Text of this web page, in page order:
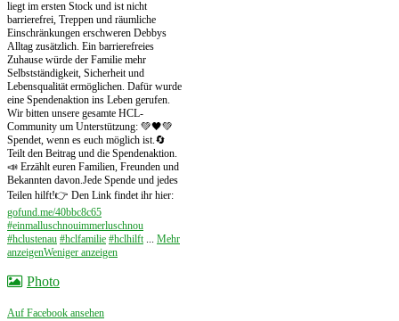
liegt im ersten Stock und ist nicht
barrierefrei, Treppen und räumliche
Einschränkungen erschweren Debbys
Alltag zusätzlich. Ein barrierefreies
Zuhause würde der Familie mehr
Selbstständigkeit, Sicherheit und
Lebensqualität ermöglichen. Dafür wurde
eine Spendenaktion ins Leben gerufen.
Wir bitten unsere gesamte HCL-
Community um Unterstützung: 💚🖤💚
Spendet, wenn es euch möglich ist.🔄
Teilt den Beitrag und die Spendenaktion.
📣 Erzählt euren Familien, Freunden und
Bekannten davon.Jede Spende und jedes
Teilen hilft!👉 Den Link findet ihr hier:
gofund.me/40bbc8c65
#einmalluschnouimmerluschnou
#hclustenau #hclfamilie #hclhilft ... Mehr
anzeigenWeniger anzeigen
Photo
Auf Facebook ansehen